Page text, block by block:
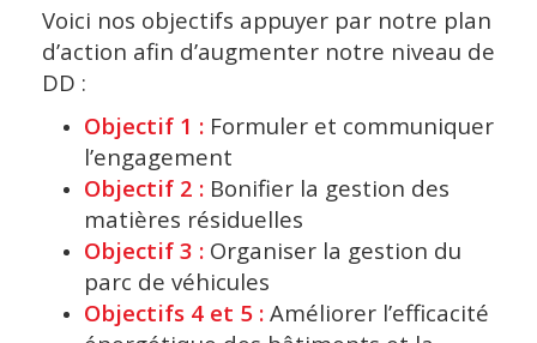
Voici nos objectifs appuyer par notre plan
d’action afin d’augmenter notre niveau de
DD :
Objectif 1 : Formuler et communiquer
l’engagement
Objectif 2 : Bonifier la gestion des
matières résiduelles
Objectif 3 : Organiser la gestion du
parc de véhicules
Objectifs 4 et 5 : Améliorer l’efficacité